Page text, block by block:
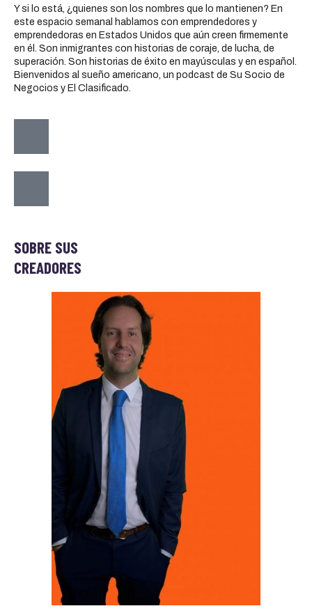
Y si lo está, ¿quienes son los nombres que lo mantienen? En
este espacio semanal hablamos con emprendedores y
emprendedoras en Estados Unidos que aún creen firmemente
en él. Son inmigrantes con historias de coraje, de lucha, de
superación. Son historias de éxito en mayúsculas y en español.
Bienvenidos al sueño americano, un podcast de Su Socio de
Negocios y El Clasificado.
SOBRE SUS
CREADORES